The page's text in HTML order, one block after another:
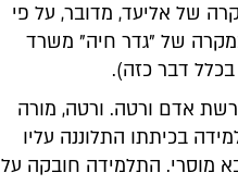
של אליעד, מדובר, על פי
של "גדר חיה" משרד
דבר כזה).
אדם ורטה. ורטה, מורה
בכיתתו התלוננה עליו
מוסרי. התלמידה חובקה על